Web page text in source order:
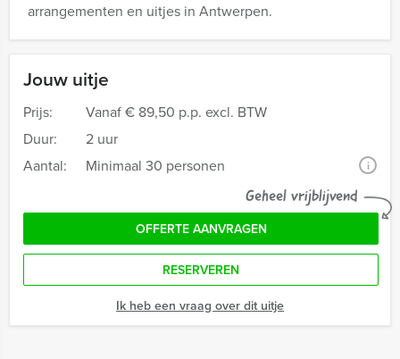
Jouw uitje
Prijs: Vanaf€ 89,50 p.p. excl. BTW
Duur:
2 uur
Aantal:
Minimaal 30 personen i
Geheel vrijblijvend
OFFERTE AANVRAGEN
RESERVEREN
Ik heb een vraag over dit uitje
arrangementen en uitjes in Antwerpen.